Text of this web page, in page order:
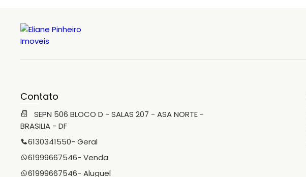
Contato
SEPN 506 BLOCO D - SALAS 207 - ASA NORTE -
BRASILIA - DF
6130341550- Geral
61999667546- Venda
61999667546- Aluguel